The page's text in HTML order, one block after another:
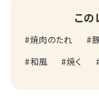
この
焼肉のたれ
和風
焼く